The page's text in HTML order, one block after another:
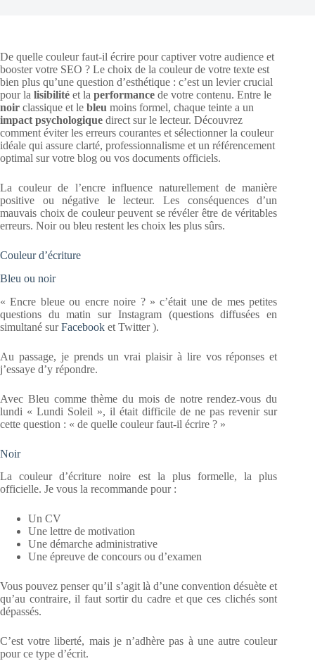
De quelle couleur faut-il écrire pour captiver votre audience et
booster votre SEO ? Le choix de la couleur de votre texte est
bien plus qu’une question d’esthétique : c’est un levier crucial
pour la lisibilité et la performance de votre contenu. Entre le
noir classique et le bleu moins formel, chaque teinte a un
impact psychologique direct sur le lecteur. Découvrez
comment éviter les erreurs courantes et sélectionner la couleur
idéale qui assure clarté, professionnalisme et un référencement
optimal sur votre blog ou vos documents officiels.
La couleur de l’encre influence naturellement de manière
positive ou négative le lecteur. Les conséquences d’un
mauvais choix de couleur peuvent se révéler être de véritables
erreurs. Noir ou bleu restent les choix les plus sûrs.
Couleur d’écriture
Bleu ou noir
« Encre bleue ou encre noire ? » c’était une de mes petites
questions du matin sur Instagram (questions diffusées en
simultané surFacebook et Twitter ).
Au passage, je prends un vrai plaisir à lire vos réponses et
j’essaye d’y répondre.
Avec Bleu comme thème du mois de notre rendez-vous du
lundi « Lundi Soleil », il était difficile de ne pas revenir sur
cette question : « de quelle couleur faut-il écrire ? »
Noir
La couleur d’écriture noire est la plus formelle, la plus
officielle. Je vous la recommande pour :
Un CV
Une lettre de motivation
Une démarche administrative
Une épreuve de concours ou d’examen
Vous pouvez penser qu’il s’agit là d’une convention désuète et
qu’au contraire, il faut sortir du cadre et que ces clichés sont
dépassés.
C’est votre liberté, mais je n’adhère pas à une autre couleur
pour ce type d’écrit.